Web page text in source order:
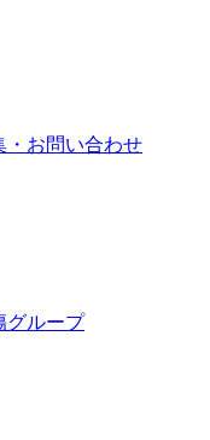
・お問い合わせ
グループ